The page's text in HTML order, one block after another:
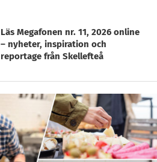
Läs Megafonen nr. 11, 2026 online
– nyheter, inspiration och
reportage från Skellefteå